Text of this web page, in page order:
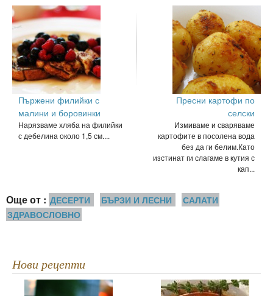
Пържени филийки с
малини и боровинки
Нарязваме хляба на филийки
с дебелина около 1,5 см....
Пресни картофи по
селски
Измиваме и сваряваме
картофите в посолена вода
без да ги белим.Като
изстинат ги слагаме в кутия с
кап...
Още от : ДЕСЕРТИ БЪРЗИ И ЛЕСНИ
САЛАТИ
ЗДРАВОСЛОВНО
Нови рецепти